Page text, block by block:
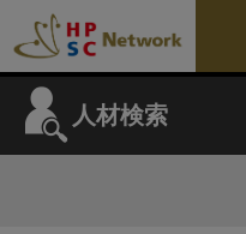
人材検索